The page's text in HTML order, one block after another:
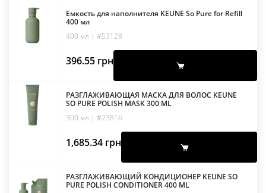
Емкость для наполнителя KEUNE So Pure for Refill
400 мл
400 мл | #53128
396.55 грн
РАЗГЛАЖИВАЮЩАЯ МАСКА ДЛЯ ВОЛОС KEUNE
SO PURE POLISH MASK 300 ML
300 мл | #23816
1,685.34 грн
РАЗГЛАЖИВАЮЩИЙ КОНДИЦИОНЕР KEUNE SO
PURE POLISH CONDITIONER 400 ML